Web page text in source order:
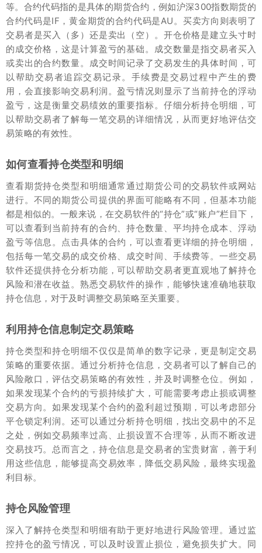
等。合约代码指的是具体的期货合约，例如沪深300指数期货的
合约代码是IF，黄金期货的合约代码是AU。买卖方向则表明了
交易者是买入（多）还是卖出（空）。开仓价格是建立头寸时
的成交价格，这是计算盈亏的基础。成交数量是指交易者买入
或卖出的合约数量。成交时间记录了交易发生的具体时间，可
以帮助交易者追踪交易记录。手续费是交易过程中产生的费
用，会直接影响交易利润。盈亏情况则显示了当前持仓的浮动
盈亏，这是衡量交易绩效的重要指标。仔细分析持仓明细，可
以帮助交易者了解每一笔交易的详细情况，从而更好地评估交
易策略的有效性。
如何查看持仓类型和明细
查看期货持仓类型和明细通常通过期货公司的交易软件或网站
进行。不同的期货公司提供的界面可能略有不同，但基本功能
都是相似的。一般来说，在交易软件的“持仓”或“账户”栏目下，
可以查看到当前持有的合约、持仓数量、平均持仓成本、浮动
盈亏等信息。点击具体的合约，可以查看更详细的持仓明细，
包括每一笔交易的成交价格、成交时间、手续费等。一些交易
软件还提供持仓分析功能，可以帮助交易者更直观地了解持仓
风险和潜在收益。熟悉交易软件的操作，能够快速准确地获取
持仓信息，对于及时调整交易策略至关重要。
利用持仓信息制定交易策略
持仓类型和持仓明细不仅仅是简单的数字记录，更是制定交易
策略的重要依据。通过分析持仓信息，交易者可以了解自己的
风险敞口，评估交易策略的有效性，并及时调整仓位。例如，
如果发现某个合约的亏损持续扩大，可能需要考虑止损或调整
交易方向。如果发现某个合约的盈利超过预期，可以考虑部分
平仓锁定利润。还可以通过分析持仓明细，找出交易中的不足
之处，例如交易频率过高、止损设置不合理等，从而不断改进
交易技巧。总而言之，持仓信息是交易者的宝贵财富，善于利
用这些信息，能够提高交易效率，降低交易风险，最终实现盈
利目标。
持仓风险管理
深入了解持仓类型和明细有助于更好地进行风险管理。通过监
控持仓的盈亏情况，可以及时设置止损位，避免损失扩大。同